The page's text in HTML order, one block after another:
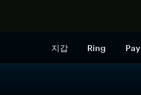
지갑 Ring Pay